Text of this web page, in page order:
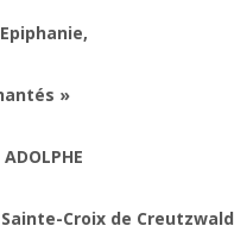
»
Croix de Creutzwald